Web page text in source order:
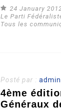
24 January
Le Parti
Tous les
Posté par :admin
4ème
Généraux